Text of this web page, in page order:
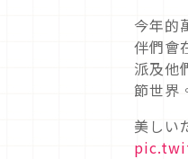
今年的
伴們會
派及他
節世界
美しい